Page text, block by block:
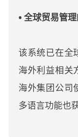
• 全球贸易管
该系统已在全
海外利益相关
海外集团公司
多语言功能也